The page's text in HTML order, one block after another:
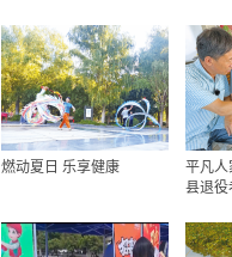
燃动夏日 乐享健康
平凡
县退役